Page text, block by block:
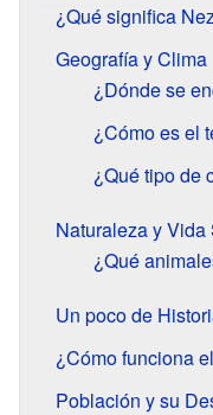
¿Qué significa
Geografía y Clima
¿Dónde se
¿Cómo es el
¿Qué tipo de
Naturaleza y Vida
¿Qué
Un poco de
¿Cómo funciona
Población y su